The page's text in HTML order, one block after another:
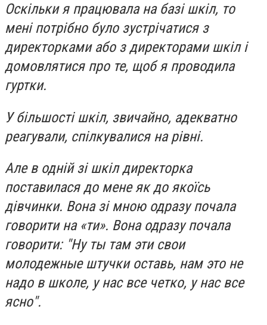
Оскільки я працювала на базі шкіл, то
мені потрібно було зустрічатися з
директорками або з директорами шкіл і
домовлятися про те, щоб я проводила
гуртки.
У більшості шкіл, звичайно, адекватно
реагували, спілкувалися на рівні.
Але в одній зі шкіл директорка
поставилася до мене як до якоїсь
дівчинки. Вона зі мною одразу почала
говорити на «ти». Вона одразу почала
говорити: "Ну ты там эти свои
молодежные штучки оставь, нам это не
надо в школе, у нас все четко, у нас все
ясно".